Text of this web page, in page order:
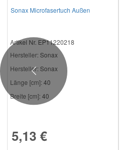
Sonax Microfasertuch Außen
Artikel Nr. EP11220218
Hersteller: Sonax
Hersteller: Sonax
Länge [cm]: 40
Breite [cm]: 40
5,13 €
Previous